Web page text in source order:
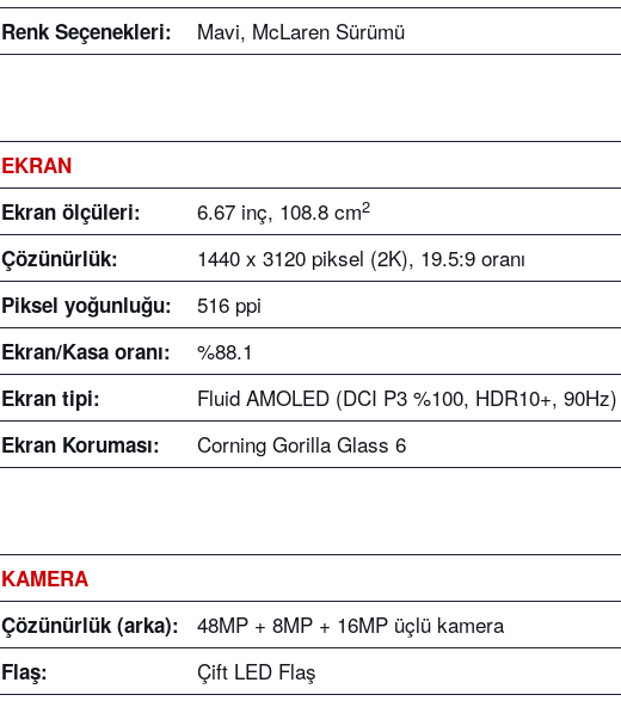
Renk Seçenekleri: Mavi, McLaren Sürümü
EKRAN
Ekran ölçüleri:
6.67 inç, 108.8 cm2
Çözünürlük: 1440 x 3120 piksel (2K), 19.5:9 oranı
Piksel yoğunluğu: 516 ppi
Ekran/Kasa oranı: %88.1
Ekran tipi: Fluid AMOLED (DCI P3 %100, HDR10+, 90Hz)
Ekran Koruması: Corning Gorilla Glass 6
KAMERA
Çözünürlük (arka):
48MP + 8MP + 16MP üçlü kamera
Flaş: Çift LED Flaş